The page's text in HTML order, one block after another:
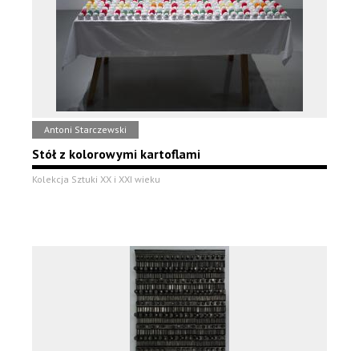
Antoni Starczewski
Stół z kolorowymi kartoflami
Kolekcja Sztuki XX i XXI wieku